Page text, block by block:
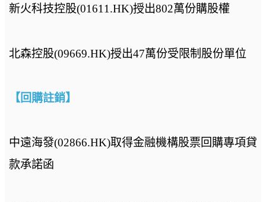
新火科技控股(01611.HK)授出802萬份購股權
北森控股(09669.HK)授出47萬份受限制股份單位
【回購註銷】
中遠海發(02866.HK)取得金融機構股票回購專項貸
款承諾函